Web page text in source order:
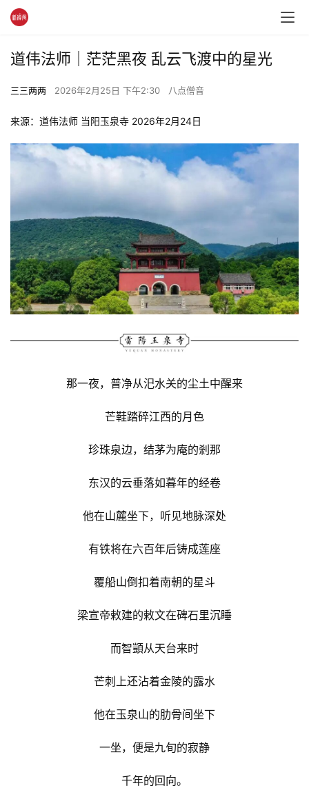
道伟法师｜茫茫黑夜 乱云飞渡中的星光
三三两两 2026年2月25日 下午2:30 八点僧音
来源：道伟法师 当阳玉泉寺 2026年2月24日
那一夜，普净从汜水关的尘土中醒来
芒鞋踏碎江西的月色
珍珠泉边，结茅为庵的剎那
东汉的云垂落如暮年的经卷
他在山麓坐下，听见地脉深处
有铁将在六百年后铸成莲座
覆船山倒扣着南朝的星斗
梁宣帝敕建的敕文在碑石里沉睡
而智顗从天台来时
芒刺上还沾着金陵的露水
他在玉泉山的肋骨间坐下
一坐，便是九旬的寂静
千年的回向。